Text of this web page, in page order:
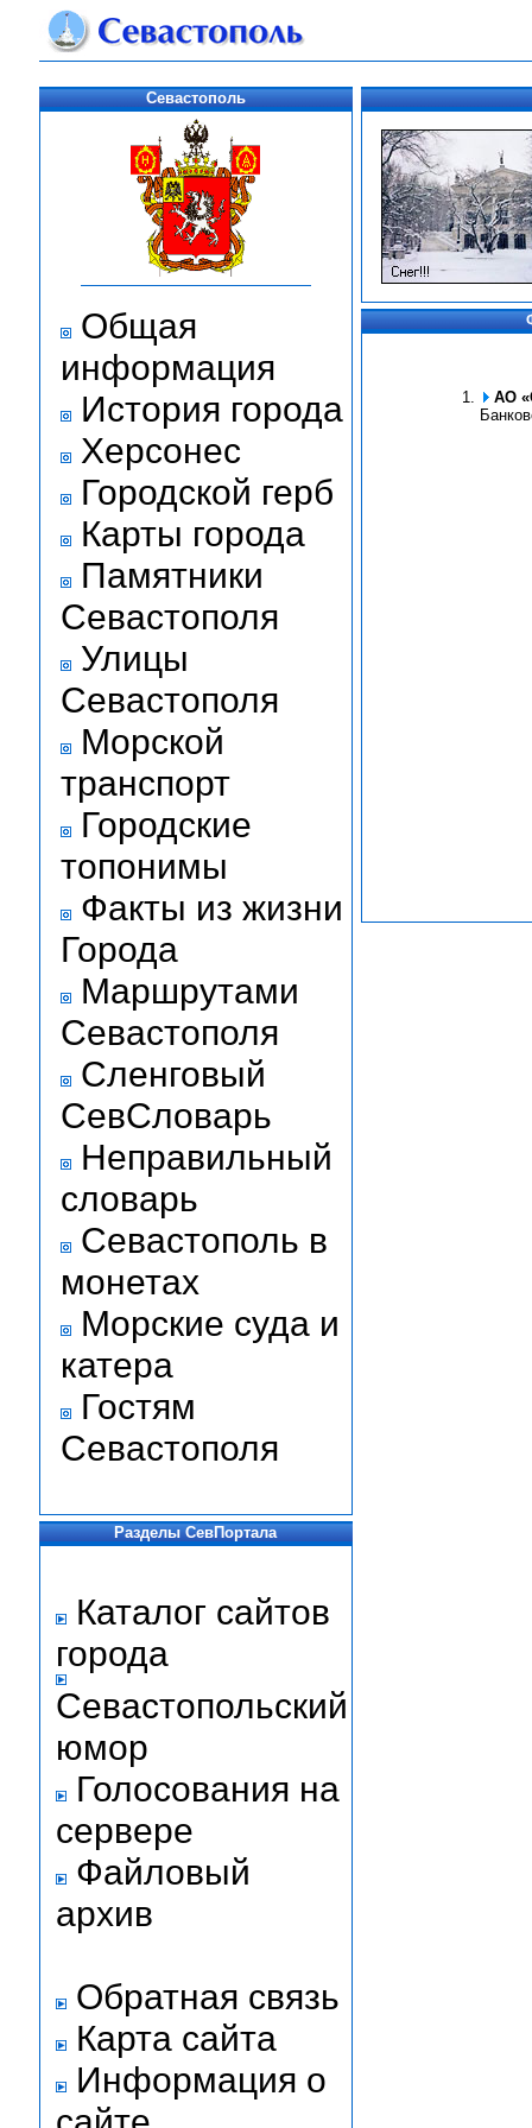
Севастополь
Общая
информация
История города
Херсонес
Городской герб
Карты города
Памятники
Севастополя
Улицы
Севастополя
Морской
транспорт
Городские
топонимы
Факты из жизни
Города
Маршрутами
Севастополя
Сленговый
СевСловарь
Неправильный
словарь
Севастополь в
монетах
Морские суда и
катера
Гостям
Севастополя
Разделы СевПортала
Каталог сайтов
города
Севастопольский
юмор
Голосования на
сервере
Файловый
архив
Обратная связь
Карта сайта
Информация о
АО